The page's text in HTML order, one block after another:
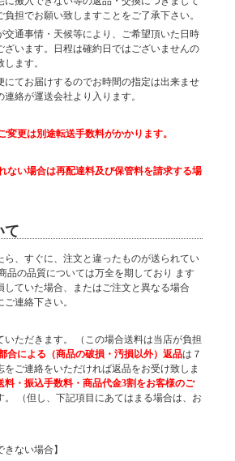
担でお願い致しますことをご了承下さい。
交通事情・天候等により、ご希望頂いた日時
ざいます。日程は確約日ではございませんの
ます。
にてお届けするのでお時間の指定は出来ませ
絡が運送会社より入ります。
更は別途転送手数料がかかります。
ない場合は再配達料及び保管料を請求する場
て
ら、すぐに、注文と違ったものが送られてい
品の品質については万全を期しており ます
していた場合、またはご注文と異なる場合
連絡下さい。
いただきます。 （この場合送料は当店が負担
合による（商品の破損・汚損以外）返品は７
をご連絡をいただければ返品をお受け致しま
料・振込手数料・商品代金3割をお客様のご
。 （但し、下記項目にあてはまる場合は、お
きない場合】